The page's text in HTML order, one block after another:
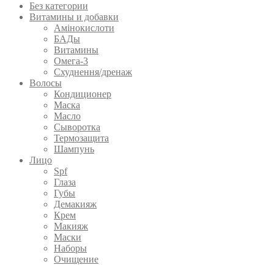
Без категории
Витамины и добавки
Амінокислоти
БАДы
Витамины
Омега-3
Схуднення/дренаж
Волосы
Кондиционер
Маска
Масло
Сыворотка
Термозащита
Шампунь
Лицо
Spf
Глаза
Губы
Демакияж
Крем
Макияж
Маски
Наборы
Очищение